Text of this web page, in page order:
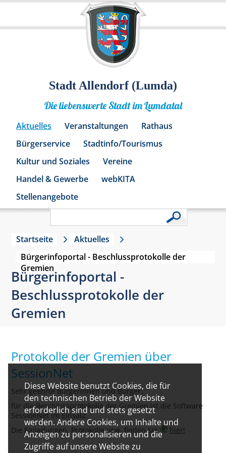
Diese Website benutzt Cookies, die für
den technischen Betrieb der Website
erforderlich sind und stets gesetzt
werden. Andere Cookies, um Inhalte und
Anzeigen zu personalisieren und die
Zugriffe auf unsere Website zu
Stadt Allendorf (Lumda)
Die liebenswerte Stadt im Lumdatal
Aktuelles Veranstaltungen
Rathaus
Bürgerservice
Stadtinfo/Tourismus
Kultur und Soziales
Vereine
Handel & Gewerbe
webKITA
Stellenangebote
Startseite
Aktuelles
Bürgerinfoportal - Beschlussprotokolle der
Gremien
Bürgerinfoportal -
Beschlussprotokolle der
Gremien
Protokolle der Gremien über
SessionNet
Sehr geehrte Bürgerinnen und Bürger,
für die Beschlussprotokolle der Gremien ist die Software
SessionNet im Einsatz.
Die Einladungen, Protokolle usw. finden Sie
hier!